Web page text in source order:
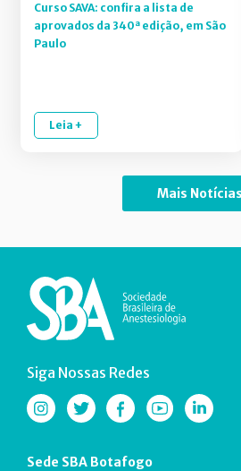
Curso SAVA: confira a lista de
aprovados da 340ª edição, em São
Paulo
Leia +
Mais Notícias
Siga Nossas Redes
Sede SBA Botafogo